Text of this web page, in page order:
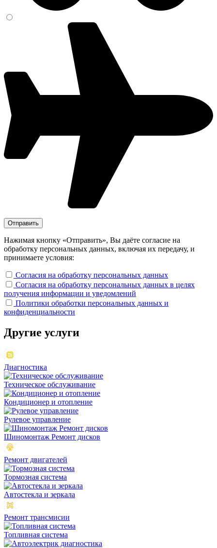
Нажимая кнопку «Отправить», Вы даёте согласие на
обработку персональных данных, включая их передачу, и
принимаете условия:
Согласия на обработку персональных данных
Согласия на обработку персональных данных в целях
получения информации и уведомлений
Политики обработки персональных данных и
конфиденциальности
Другие услуги
Диагностика
Техническое обслуживание
Кондиционер и отопление
Рулевое управление
Шиномонтаж Ремонт дисков
Ремонт двигателей
Тормозная система
Автостекла и зеркала
Ремонт трансмисии
Топливная система